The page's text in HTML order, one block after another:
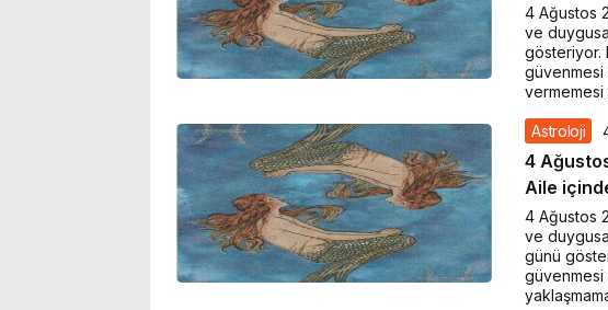
4 Ağustos
ve
gösteriyor.
güvenmesi
Astroloji
4
Aile
4 Ağustos
ve
günü
güvenmesi